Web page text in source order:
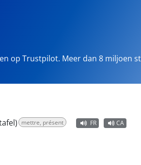
op Trustpilot. Meer dan 8 miljoen
mettre, présent FR CA